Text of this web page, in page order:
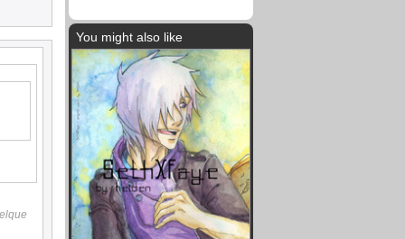
You might also like